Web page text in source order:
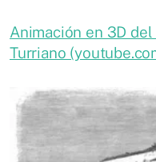
Animación en 3D
Turriano